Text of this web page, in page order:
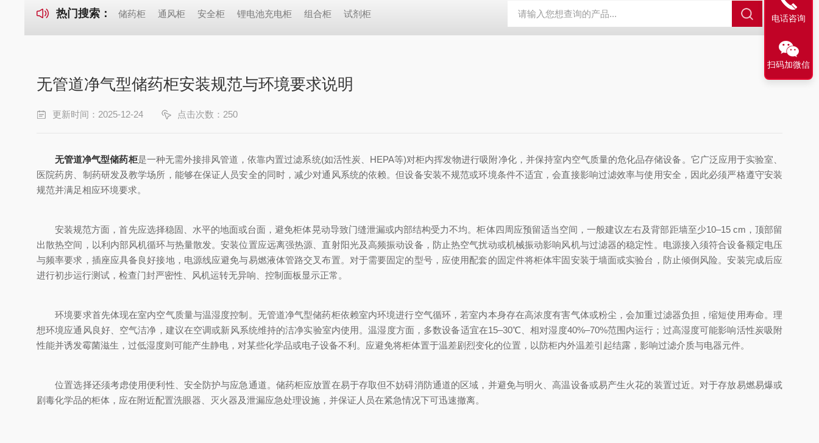
热门搜索： 储药柜 通风柜 安全柜 锂电池充电柜 组合柜 试剂柜
无管道净气型储药柜安装规范与环境要求说明
更新时间：2025-12-24 点击次数：250
无管道净气型储药柜是一种无需外接排风管道，依靠内置过滤系统(如活性炭、HEPA等)对柜内挥发物进行吸附净化，并保持室内空气质量的危化品存储设备。它广泛应用于实验室、
医院药房、制药研发及教学场所，能够在保证人员安全的同时，减少对通风系统的依赖。但设备安装不规范或环境条件不适宜，会直接影响过滤效率与使用安全，因此必须严格遵守安装
规范并满足相应环境要求。
安装规范方面，首先应选择稳固、水平的地面或台面，避免柜体晃动导致门缝泄漏或内部结构受力不均。柜体四周应预留适当空间，一般建议左右及背部距墙至少10–15 cm，顶部留
出散热空间，以利内部风机循环与热量散发。安装位置应远离强热源、直射阳光及高频振动设备，防止热空气扰动或机械振动影响风机与过滤器的稳定性。电源接入须符合设备额定电压
与频率要求，插座应具备良好接地，电源线应避免与易燃液体管路交叉布置。对于需要固定的型号，应使用配套的固定件将柜体牢固安装于墙面或实验台，防止倾倒风险。安装完成后应
进行初步运行测试，检查门封严密性、风机运转无异响、控制面板显示正常。
环境要求首先体现在室内空气质量与温湿度控制。无管道净气型储药柜依赖室内环境进行空气循环，若室内本身存在高浓度有害气体或粉尘，会加重过滤器负担，缩短使用寿命。理
想环境应通风良好、空气洁净，建议在空调或新风系统维持的洁净实验室内使用。温湿度方面，多数设备适宜在15–30℃、相对湿度40%–70%范围内运行；过高湿度可能影响活性炭吸附
性能并诱发霉菌滋生，过低湿度则可能产生静电，对某些化学品或电子设备不利。应避免将柜体置于温差剧烈变化的位置，以防柜内外温差引起结露，影响过滤介质与电器元件。
位置选择还须考虑使用便利性、安全防护与应急通道。储药柜应放置在易于存取但不妨碍消防通道的区域，并避免与明火、高温设备或易产生火花的装置过近。对于存放易燃易爆或
剧毒化学品的柜体，应在附近配置洗眼器、灭火器及泄漏应急处理设施，并保证人员在紧急情况下可迅速撤离。
电话咨询
扫码加微信